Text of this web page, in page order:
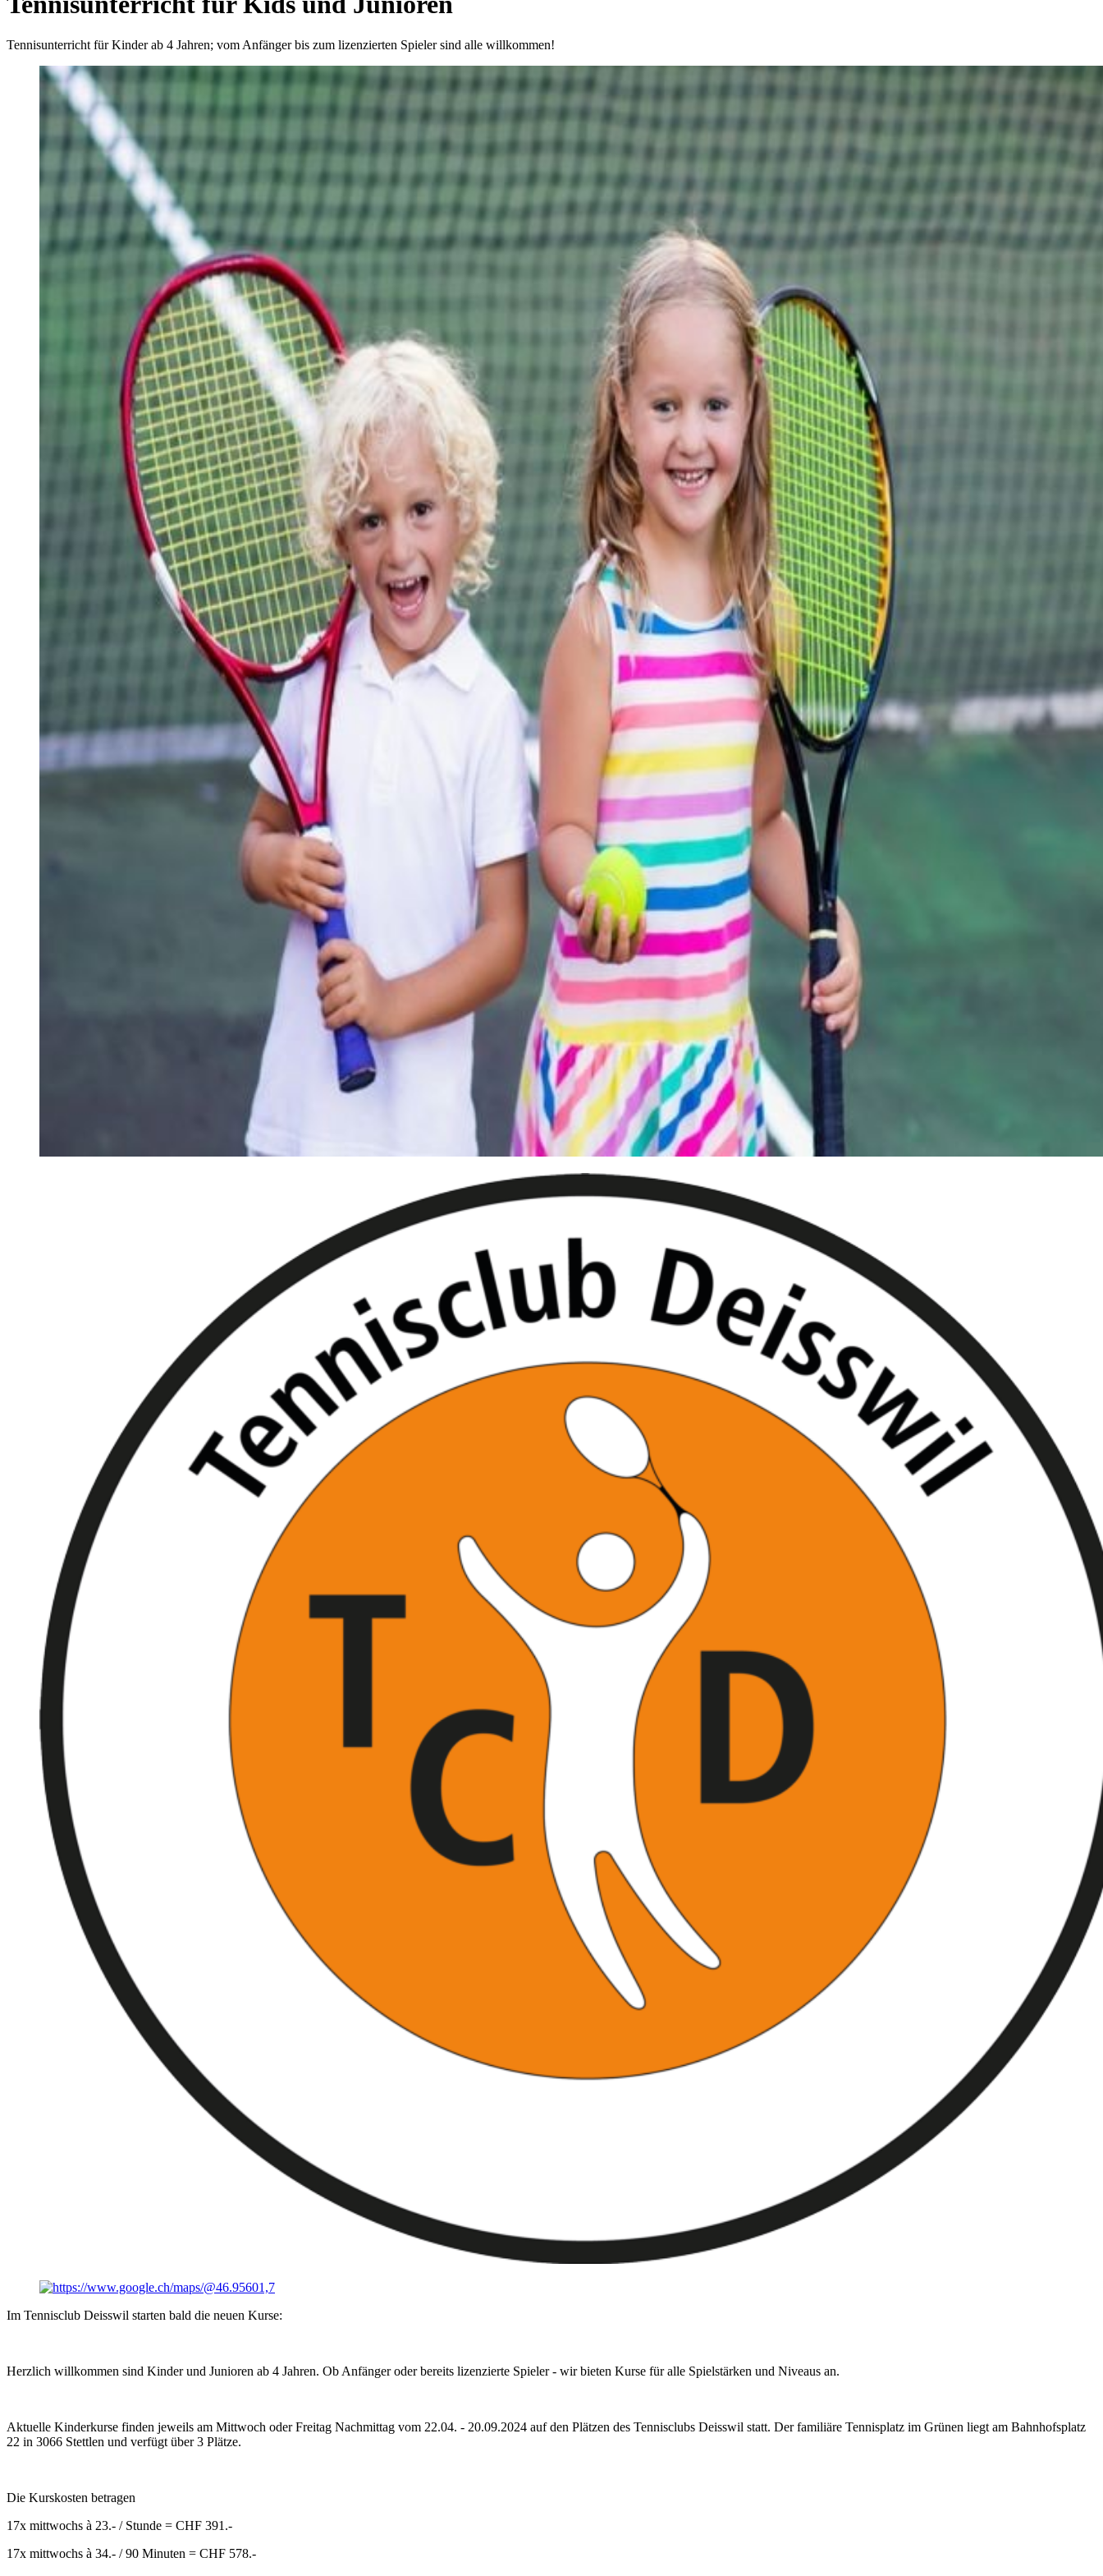
Tennisunterricht für Kinder ab 4 Jahren; vom Anfänger bis zum lizenzierten Spieler sind alle willkommen!
Im Tennisclub Deisswil starten bald die neuen Kurse:
Herzlich willkommen sind Kinder und Junioren ab 4 Jahren. Ob Anfänger oder bereits lizenzierte Spieler - wir bieten Kurse für alle Spielstärken und Niveaus an.
Aktuelle Kinderkurse finden jeweils am Mittwoch oder Freitag Nachmittag vom 22.04. - 20.09.2024 auf den Plätzen des Tennisclubs Deisswil statt. Der familiäre Tennisplatz im Grünen liegt am Bahnhofsplatz
22 in 3066 Stettlen und verfügt über 3 Plätze.
Die Kurskosten betragen
17x mittwochs à 23.- / Stunde = CHF 391.-
17x mittwochs à 34.- / 90 Minuten = CHF 578.-